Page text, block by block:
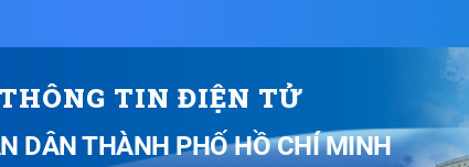
THÔNG TIN ĐIỆN TỬ
DÂNTHÀNH PHỐ HỒ CHÍ MINH